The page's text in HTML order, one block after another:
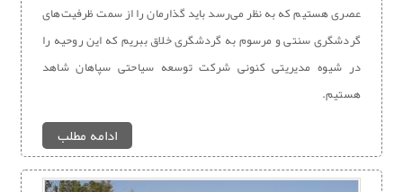
عصری هستیم که به نظر می‌رسد باید گذارمان را از سمت ظرفیت‌های
گردشگری سنتی و مرسوم به گردشگری خلاق ببریم که این روحیه را
در شیوه مدیریتی کنونی شرکت توسعه سیاحتی سپاهان شاهد
هستیم.
ادامه مطلب